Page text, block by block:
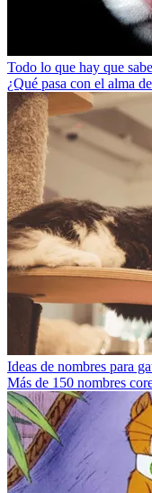
Todo lo que hay que
¿Qué pasa con el alma
Ideas de nombres para
Más de 150 nombres